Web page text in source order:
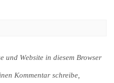
und Website in diesem Browser
Kommentar schreibe,